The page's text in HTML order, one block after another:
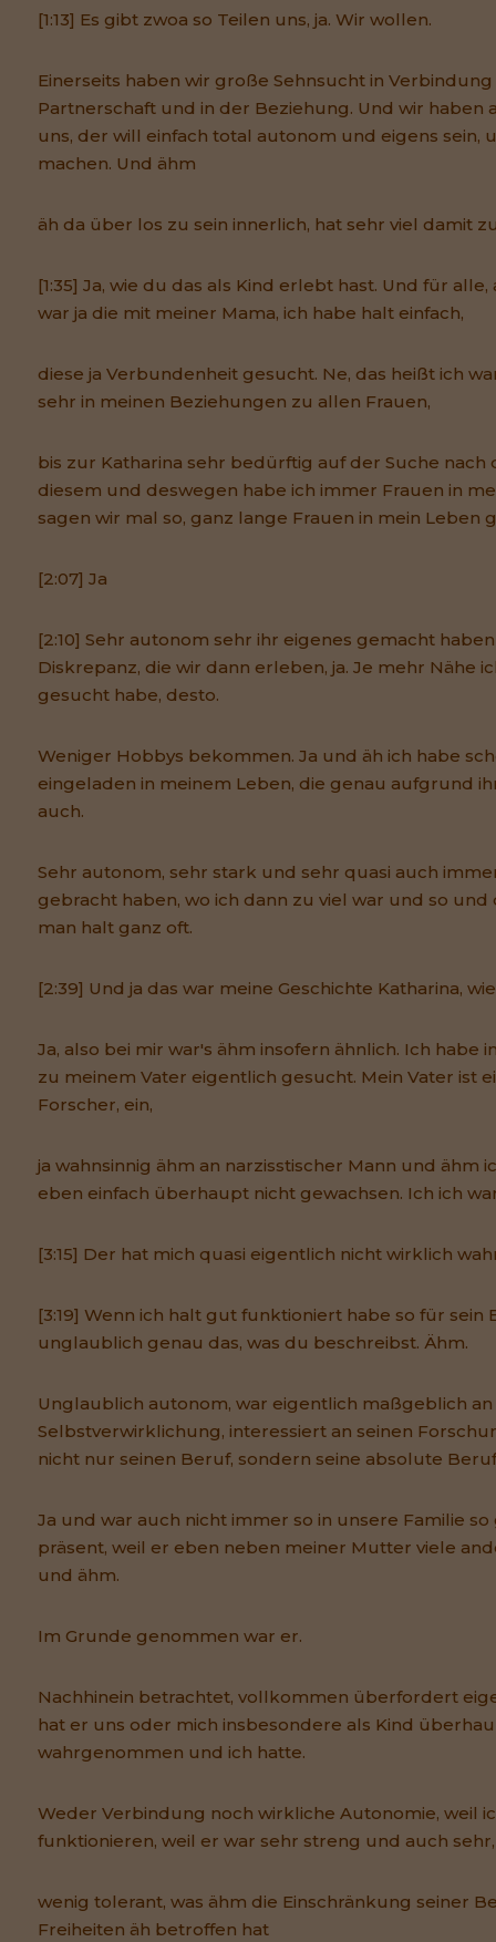
[1:13] Es gibt zwoa so Teilen uns, ja. Wir wollen.
Einerseits haben wir große Sehnsucht in
Partnerschaft und in der Beziehung. Und wir haben
uns, der will einfach total autonom und eigens sein,
machen. Und ähm
äh da über los zu sein innerlich, hat sehr viel damit
[1:35] Ja, wie du das als Kind erlebt hast. Und für
war ja die mit meiner Mama, ich habe halt einfach,
diese ja Verbundenheit gesucht. Ne, das heißt ich
sehr in meinen Beziehungen zu allen Frauen,
bis zur Katharina sehr bedürftig auf der Suche nach
diesem und deswegen habe ich immer Frauen in
sagen wir mal so, ganz lange Frauen in mein Leben
[2:07] Ja
[2:10] Sehr autonom sehr ihr eigenes gemacht
Diskrepanz, die wir dann erleben, ja. Je mehr Nähe
gesucht habe, desto.
Weniger Hobbys bekommen. Ja und äh ich habe
eingeladen in meinem Leben, die genau aufgrund
auch.
Sehr autonom, sehr stark und sehr quasi auch
gebracht haben, wo ich dann zu viel war und so
man halt ganz oft.
[2:39] Und ja das war meine Geschichte Katharina,
Ja, also bei mir war's ähm insofern ähnlich. Ich habe
zu meinem Vater eigentlich gesucht. Mein Vater ist
Forscher, ein,
ja wahnsinnig ähm an narzisstischer Mann und ähm
eben einfach überhaupt nicht gewachsen. Ich ich
[3:15] Der hat mich quasi eigentlich nicht wirklich
[3:19] Wenn ich halt gut funktioniert habe so für sein
unglaublich genau das, was du beschreibst. Ähm.
Unglaublich autonom, war eigentlich maßgeblich an
Selbstverwirklichung, interessiert an seinen
nicht nur seinen Beruf, sondern seine absolute
Ja und war auch nicht immer so in unsere Familie
präsent, weil er eben neben meiner Mutter viele
und ähm.
Im Grunde genommen war er.
Nachhinein betrachtet, vollkommen überfordert
hat er uns oder mich insbesondere als Kind
wahrgenommen und ich hatte.
Weder Verbindung noch wirkliche Autonomie, weil
funktionieren, weil er war sehr streng und auch sehr,
wenig tolerant, was ähm die Einschränkung seiner
Freiheiten äh betroffen hat